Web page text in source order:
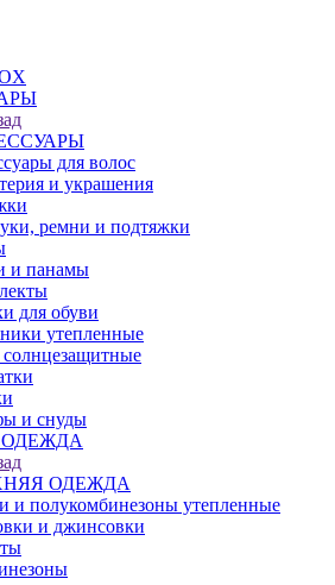
для волос
и украшения
ремни и подтяжки
и панамы
для обуви
утепленные
и снуды
ОДЕЖДА
и полукомбинезоны утепленные
и джинсовки